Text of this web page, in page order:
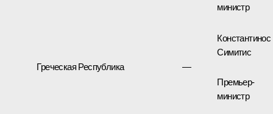
министр
Греческая Республика —
Константинос
Симитис
Премьер-
министр